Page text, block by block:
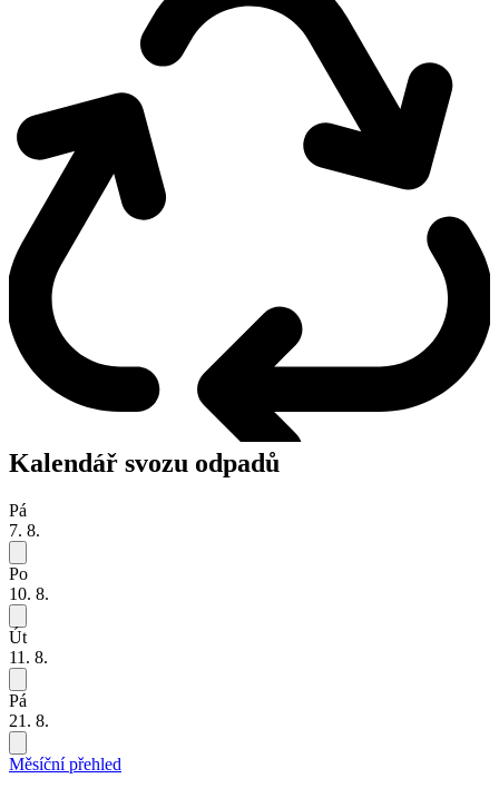
Kalendář svozu odpadů
Pá
7. 8.
Po
10. 8.
Út
11. 8.
Pá
21. 8.
Měsíční přehled